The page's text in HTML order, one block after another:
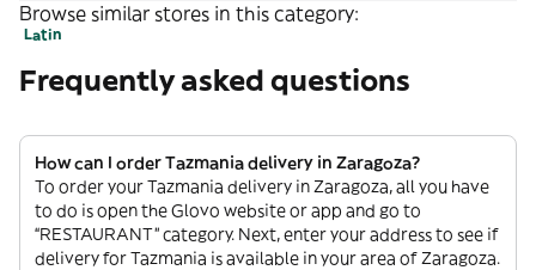
Browse similar stores in this category:
Latin
Frequently asked questions
How can I order Tazmania delivery in Zaragoza?
To order your Tazmania delivery in Zaragoza, all you have
to do is open the Glovo website or app and go to
“RESTAURANT” category. Next, enter your address to see if
delivery for Tazmania is available in your area of Zaragoza.